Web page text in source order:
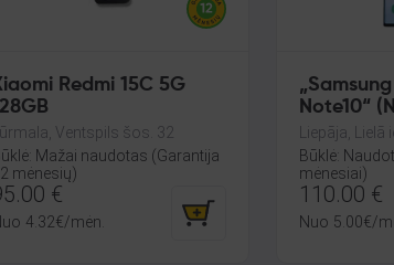
Redmi 15C 5G
Ventspils šos. 32
Mažai naudotas (Garantija
mėnesių)
€
4.32€/mėn.
Note10“
Liepāja, Lielā
Būklė:
mėnesiai)
110.00 €
Nuo 5.00€/